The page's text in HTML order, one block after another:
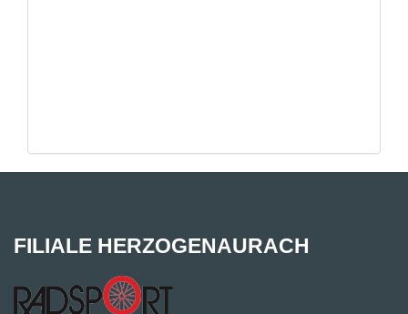
FILIALE HERZOGENAURACH